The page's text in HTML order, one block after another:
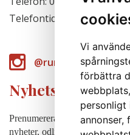
Vi
förbättra
personligt
annonser,
Telefontid: Stängt för
@runabergsfroer
Nyhetsbrev
Prenumerera på vårt
nyheter, odlingstips m.m.